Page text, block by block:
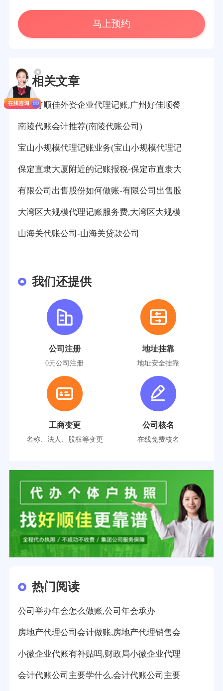
马上预约
相关文章
广州好顺佳外资企业代理记账,广州好佳顺餐
南陵代账会计推荐(南陵代账公司)
宝山小规模代理记账业务(宝山小规模代理记
保定直隶大厦附近的记账报税-保定市直隶大
有限公司出售股份如何做账-有限公司出售股
大湾区大规模代理记账服务费,大湾区大规模
山海关代账公司-山海关贷款公司
我们还提供
公司注册
0元公司注册
地址挂靠
地址安全挂靠
工商变更
名称、法人、股权等变更
公司核名
在线免费核名
热门阅读
公司举办年会怎么做账,公司年会承办
房地产代理公司会计做账,房地产代理销售会
小微企业代账有补贴吗,财政局小微企业代理
会计代账公司主要学什么,会计代账公司主要